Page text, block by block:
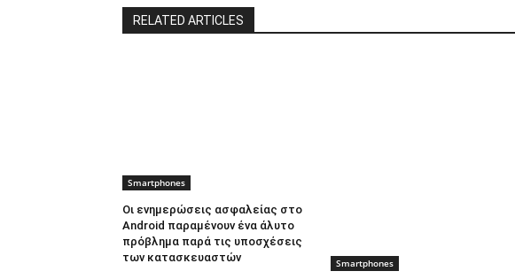
RELATED ARTICLES
Smartphones
Οι ενημερώσεις ασφαλείας στο
Android παραμένουν ένα άλυτο
πρόβλημα παρά τις υποσχέσεις
των κατασκευαστών
Smartphones